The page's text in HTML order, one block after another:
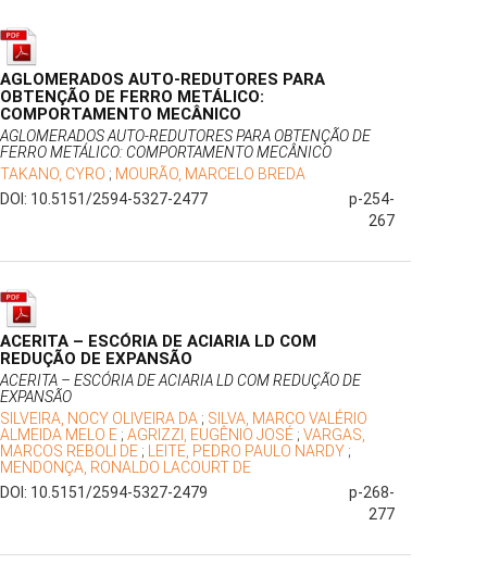
AGLOMERADOS AUTO-REDUTORES PARA
OBTENÇÃO DE FERRO METÁLICO:
COMPORTAMENTO MECÂNICO
AGLOMERADOS AUTO-REDUTORES PARA OBTENÇÃO DE
FERRO METÁLICO: COMPORTAMENTO MECÂNICO
TAKANO, CYRO ; MOURÃO, MARCELO BREDA
DOI: 10.5151/2594-5327-2477
p-254-
267
ACERITA – ESCÓRIA DE ACIARIA LD COM
REDUÇÃO DE EXPANSÃO
ACERITA – ESCÓRIA DE ACIARIA LD COM REDUÇÃO DE
EXPANSÃO
SILVEIRA, NOCY OLIVEIRA DA ; SILVA, MARCO VALÉRIO
ALMEIDA MELO E ; AGRIZZI, EUGÊNIO JOSÉ ; VARGAS,
MARCOS REBOLI DE ; LEITE, PEDRO PAULO NARDY ;
MENDONÇA, RONALDO LACOURT DE
DOI: 10.5151/2594-5327-2479
p-268-
277